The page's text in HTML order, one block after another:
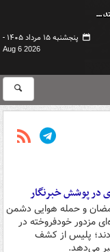
پنجشنبه ۱۵ مرداد ۱۴۰۵ -
Aug 6 2026
در پوشش خبرنگار
و حمله هوایی دشمن
مزدور خودفروخته در
پلیس از کشف
می‌دهد.